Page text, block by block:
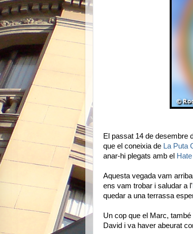
El passat 14 de desembre
que el coneixia de La Puta
anar-hi plegats amb el Hate
Aquesta vegada vam
ens vam trobar i saludar a l'
quedar a una terrassa
Un cop que el Marc,
David i va haver abeurat